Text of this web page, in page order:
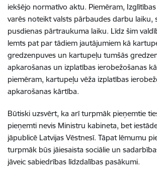
iekšējo normatīvo aktu. Piemēram,
varēs noteikt valsts pārbaudes darbu laiku,
pusdienas pārtraukuma laiku. Līdz šim
lemts pat par tādiem jautājumiem kā
gredzenpuves un kartupeļu tumšās
apkarošanas un izplatības ierobežošanas
piemēram, kartupeļu vēža izplatības
apkarošanas kārtība.
Būtiski uzsvērt, ka arī turpmāk pieņemtie
pieņemti nevis Ministru kabineta, bet
jāpublicē Latvijas Vēstnesī. Tāpat lēmumu
turpmāk būs jāiesaista sociālie un
jāveic sabiedrības līdzdalības pasākumi.